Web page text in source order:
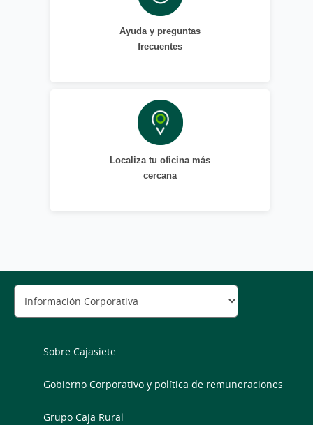
Ayuda y preguntas
frecuentes
Localiza tu oficina más
cercana
Sobre Cajasiete
Gobierno Corporativo y política de remuneraciones
Grupo Caja Rural